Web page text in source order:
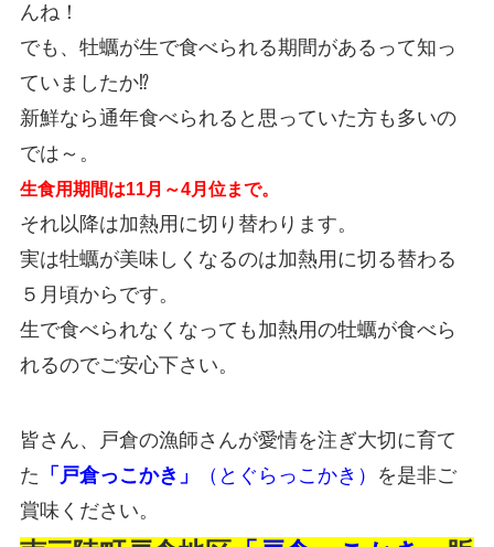
んね！
でも、牡蠣が生で食べられる期間があるって知っ
ていましたか⁉
新鮮なら通年食べられると思っていた方も多いの
では～。
生食用期間は11月～4月位まで。
それ以降は加熱用に切り替わります。
実は牡蠣が美味しくなるのは加熱用に切る替わる
５月頃からです。
生で食べられなくなっても加熱用の牡蠣が食べら
れるのでご安心下さい。
皆さん、戸倉の漁師さんが愛情を注ぎ大切に育て
た 「戸倉っこかき」 （とぐらっこかき）
を是非ご
賞味ください。